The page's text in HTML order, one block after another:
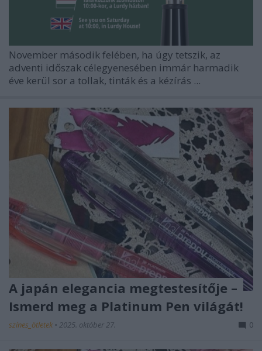
November második felében, ha úgy tetszik, az
adventi időszak célegyenesében immár harmadik
éve kerül sor a tollak, tinták és a kézírás ...
A japán elegancia megtestesítője –
Ismerd meg a Platinum Pen világát!
színes_ötletek • 2025. október 27. 0